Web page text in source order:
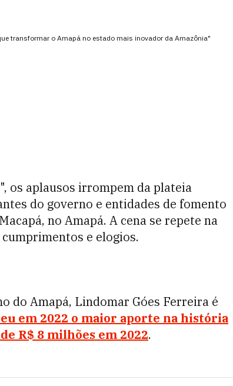
transformar o Amapá no estado mais inovador da Amazônia"
os aplausos irrompem da plateia
do governo e entidades de fomento
no Amapá. A cena se repete na
e elogios.
do Amapá, Lindomar Góes Ferreira é
em 2022 o maior aporte na história
R$ 8 milhões em 2022.